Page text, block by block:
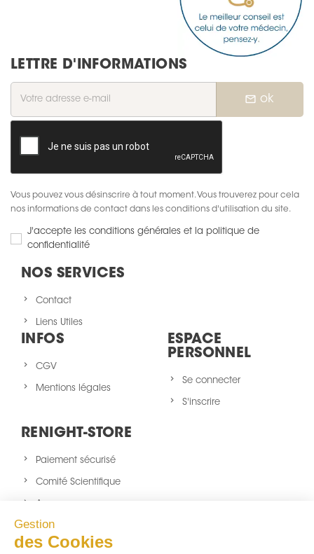
Gestion
des Cookies
LETTRE D'INFORMATIONS
mail_outline ok
Vous pouvez vous désinscrire à tout moment. Vous trouverez pour cela
nos informations de contact dans les conditions d'utilisation du site.
J'accepte les conditions générales et la politique de
confidentialité
NOS SERVICES
Contact
Liens Utiles
INFOS
CGV
Mentions légales
ESPACE
PERSONNEL
Se connecter
S'inscrire
RENIGHT-STORE
Paiement sécurisé
Comité Scientifique
A propos
Nouveaux produits
sitemap